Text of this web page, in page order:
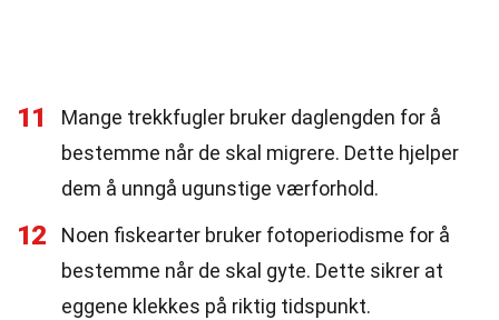
11
Mange trekkfugler bruker daglengden for å
bestemme når de skal migrere. Dette hjelper
dem å unngå ugunstige værforhold.
12
Noen fiskearter bruker fotoperiodisme for å
bestemme når de skal gyte. Dette sikrer at
eggene klekkes på riktig tidspunkt.